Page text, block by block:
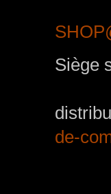
Siège
de-